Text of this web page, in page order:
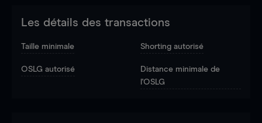
Les détails des transactions
Taille minimale Shorting autorisé
OSLG autorisé
Distance minimale de
l'OSLG